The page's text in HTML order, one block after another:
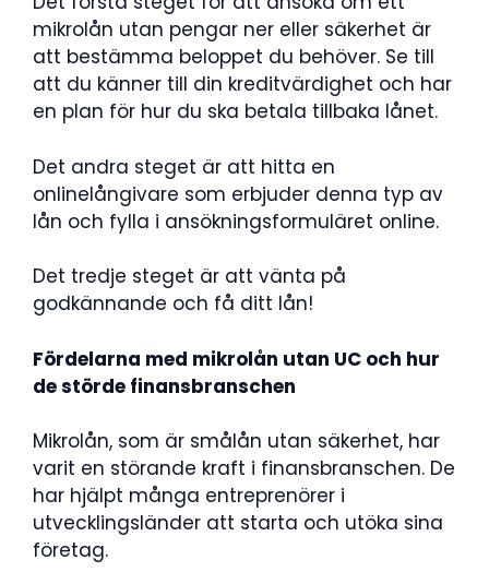
mikrolån utan pengar ner eller säkerhet är
att bestämma beloppet du behöver. Se till
att du känner till din kreditvärdighet och har
en plan för hur du ska betala tillbaka lånet.
Det andra steget är att hitta en
onlinelångivare som erbjuder denna typ av
lån och fylla i ansökningsformuläret online.
Det tredje steget är att vänta på
godkännande och få ditt lån!
Fördelarna med mikrolån utan UC och hur
de störde finansbranschen
Mikrolån, som är smålån utan säkerhet, har
varit en störande kraft i finansbranschen. De
har hjälpt många entreprenörer i
utvecklingsländer att starta och utöka sina
företag.